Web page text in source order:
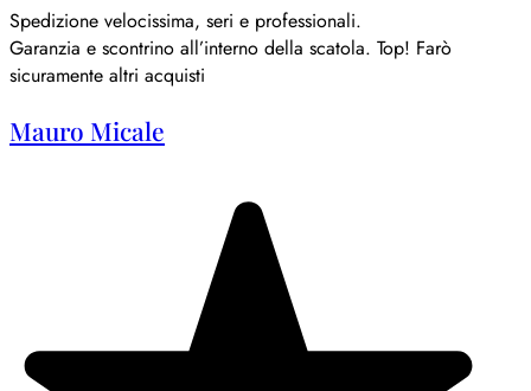
Spedizione velocissima, seri e professionali.
Garanzia e scontrino all’interno della scatola. Top! Farò
sicuramente altri acquisti
Mauro Micale